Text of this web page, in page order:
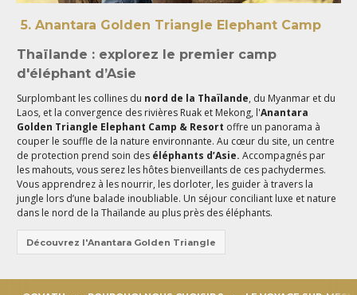
5. Anantara Golden Triangle Elephant Camp
Thaïlande : explorez le premier camp
d'éléphant d’Asie
Surplombant les collines du nord de la Thaïlande, du Myanmar et du
Laos, et la convergence des rivières Ruak et Mekong, l'Anantara
Golden Triangle Elephant Camp & Resort offre un panorama à
couper le souffle de la nature environnante. Au cœur du site, un centre
de protection prend soin des éléphants d’Asie.Accompagnés par
les mahouts, vous serez les hôtes bienveillants de ces pachydermes.
Vous apprendrez à les nourrir, les dorloter, les guider à travers la
jungle lors d’une balade inoubliable. Un séjour conciliant luxe et nature
dans le nord de la Thaïlande au plus près des éléphants.
Découvrez l'Anantara Golden Triangle